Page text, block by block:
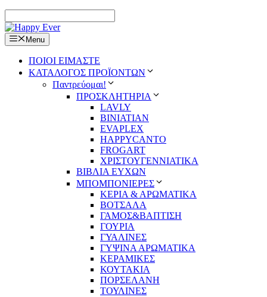
Menu
ΠΟΙΟΙ ΕΙΜΑΣΤΕ
ΚΑΤΑΛΟΓΟΣ ΠΡΟΪΟΝΤΩΝ
Παντρεύομαι!
ΠΡΟΣΚΛΗΤΗΡΙΑ
LAVLY
BINIATIAN
EVAPLEX
HAPPYCANTO
FROGART
ΧΡΙΣΤΟΥΓΕΝΝΙΑΤΙΚΑ
ΒΙΒΛΙΑ ΕΥΧΩΝ
ΜΠΟΜΠΟΝΙΕΡΕΣ
ΚΕΡΙΑ & ΑΡΩΜΑΤΙΚΑ
ΒΟΤΣΑΛΑ
ΓΑΜΟΣ&ΒΑΠΤΙΣΗ
ΓΟΥΡΙΑ
ΓΥΑΛΙΝΕΣ
ΓΥΨΙΝΑ ΑΡΩΜΑΤΙΚΑ
ΚΕΡΑΜΙΚΕΣ
ΚΟΥΤΑΚΙΑ
ΠΟΡΣΕΛΑΝΗ
ΤΟΥΛΙΝΕΣ